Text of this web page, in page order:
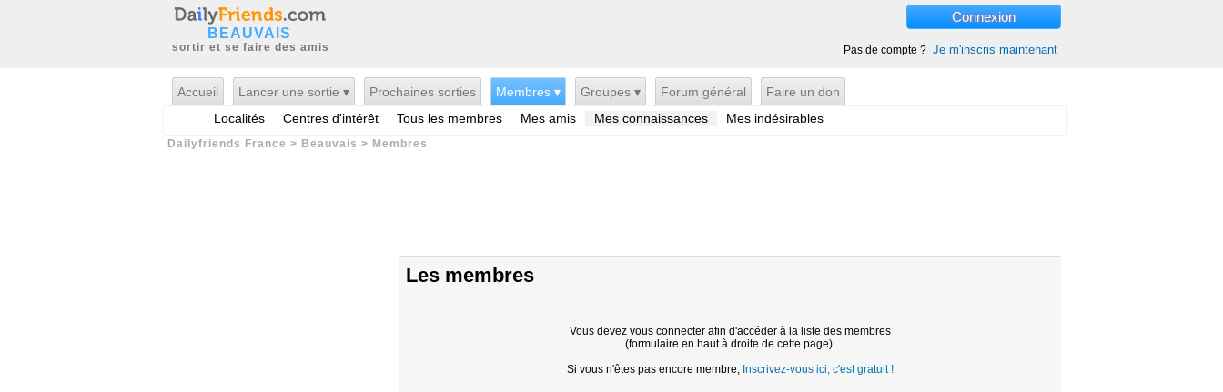
BEAUVAIS
sortir et se faire des amis
Connexion
Pas de compte ? Je m'inscris maintenant
Accueil Lancer une sortie ▾ Prochaines sorties
Membres ▾
Localités
Centres d'intérêt Tous les membres Mes amis Mes connaissances Mes indésirables
Groupes ▾ Forum général Faire un don
Dailyfriends France > Beauvais > Membres
Les membres
Vous devez vous connecter afin d'accéder à la liste des membres
(formulaire en haut à droite de cette page).
Si vous n'êtes pas encore membre, Inscrivez-vous ici, c'est gratuit !